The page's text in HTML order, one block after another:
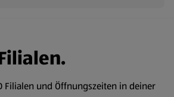
Filialen und Öffnungszeiten in deiner